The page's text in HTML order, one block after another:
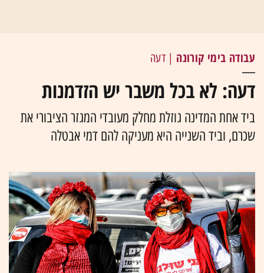
עבודה בימי קורונה | דעה
דעה: לא בכל משבר יש הזדמנות
ביד אחת המדינה גוזלת מחלק מעובדי המגזר הציבורי את
שכרם, וביד השנייה היא מעניקה להם דמי אבטלה